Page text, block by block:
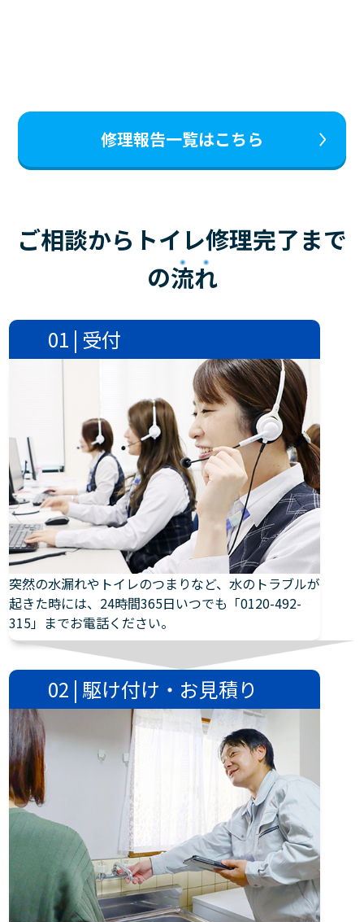
修理報告一覧はこちら
ご相談からトイレ修理完了まで
の流れ
01 | 受付
突然の水漏れやトイレのつまりなど、水のトラブルが
起きた時には、24時間365日いつでも「0120-492-
315」までお電話ください。
02 | 駆け付け・お見積り